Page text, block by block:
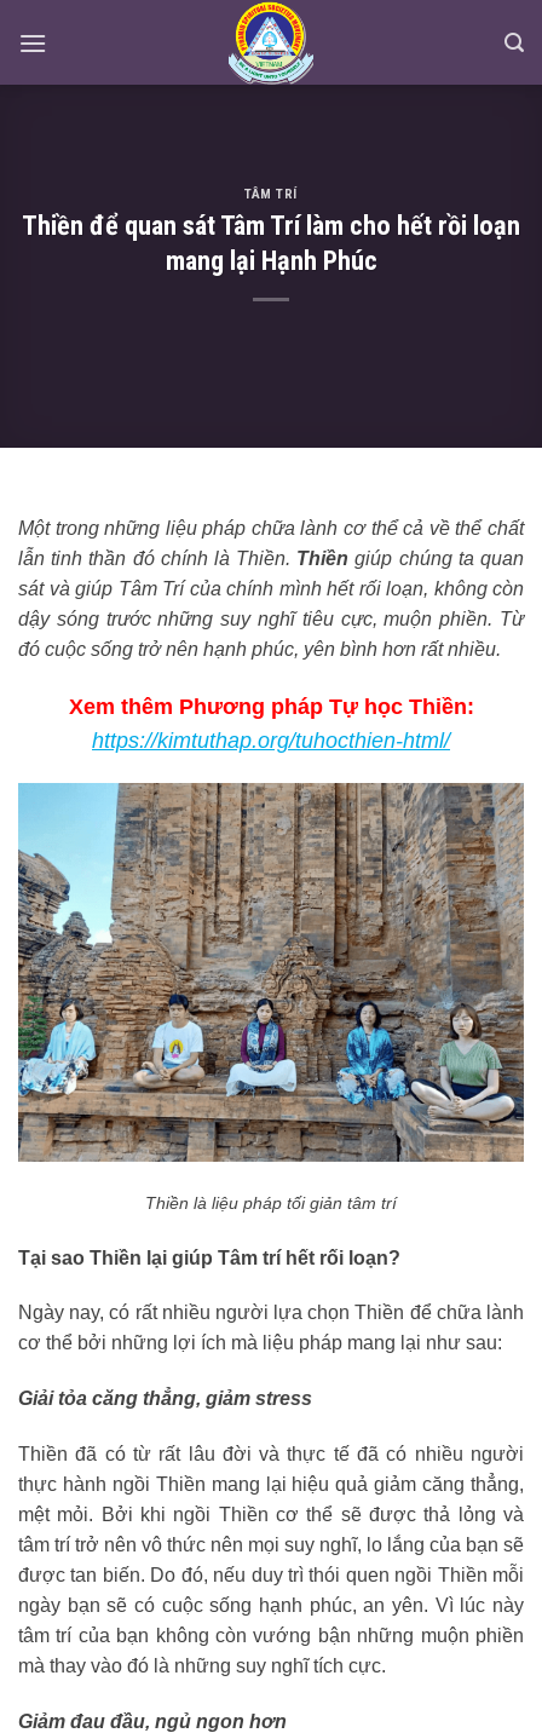
TÂM TRÍ
Thiền để quan sát Tâm Trí làm cho hết rồi loạn
mang lại Hạnh Phúc
Một trong những liệu pháp chữa lành cơ thể cả về thể chất
lẫn tinh thần đó chính là Thiền. Thiền giúp chúng ta quan
sát và giúp Tâm Trí của chính mình hết rối loạn, không còn
dậy sóng trước những suy nghĩ tiêu cực, muộn phiền. Từ
đó cuộc sống trở nên hạnh phúc, yên bình hơn rất nhiều.
Xem thêm Phương pháp Tự học Thiền:
https://kimtuthap.org/tuhocthien-html/
Thiền là liệu pháp tối giản tâm trí
Tại sao Thiền lại giúp Tâm trí hết rối loạn?
Ngày nay, có rất nhiều người lựa chọn Thiền để chữa lành
cơ thể bởi những lợi ích mà liệu pháp mang lại như sau:
Giải tỏa căng thẳng, giảm stress
Thiền đã có từ rất lâu đời và thực tế đã có nhiều người
thực hành ngồi Thiền mang lại hiệu quả giảm căng thẳng,
mệt mỏi. Bởi khi ngồi Thiền cơ thể sẽ được thả lỏng và
tâm trí trở nên vô thức nên mọi suy nghĩ, lo lắng của bạn sẽ
được tan biến. Do đó, nếu duy trì thói quen ngồi Thiền mỗi
ngày bạn sẽ có cuộc sống hạnh phúc, an yên. Vì lúc này
tâm trí của bạn không còn vướng bận những muộn phiền
mà thay vào đó là những suy nghĩ tích cực.
Giảm đau đầu, ngủ ngon hơn